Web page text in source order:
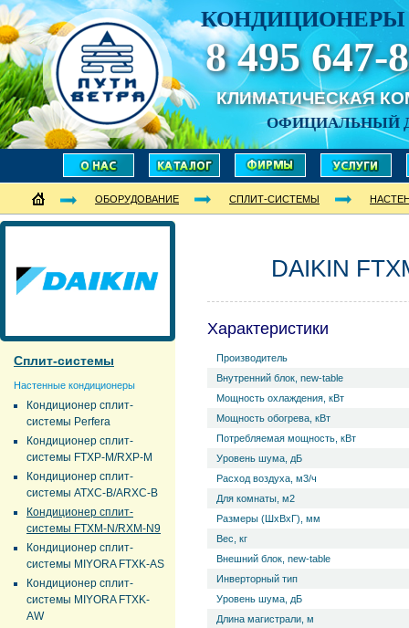
КОНДИЦИОНЕРЫ
8 495 647-
КЛИМАТИЧЕСКАЯ
ОФИЦИАЛЬНЫЙ
ОБОРУДОВАНИЕ СПЛИТ-СИСТЕМЫ
Сплит-системы
Настенные кондиционеры
Кондиционер сплит-
системы Perfera
Кондиционер сплит-
системы FTXP-M/RXP-M
Кондиционер сплит-
системы ATXC-B/ARXC-B
Кондиционер сплит-
системы FTXM-N/RXM-N9
Кондиционер сплит-
системы MIYORA FTXK-AS
Кондиционер сплит-
системы MIYORA FTXK-
AW
DAIKIN
Характеристики
Производитель
Внутренний блок, new-table
Мощность охлаждения, кВт
Мощность обогрева, кВт
Потребляемая мощность, кВт
Уровень ш­ума, дБ
Расход воздуха, м3/ч
Для комнаты, м2
Размеры (ШхВхГ), мм
Вес, кг
Внешний блок, new-table
Инверторный тип
Уровень ш­ума, дБ
Длина магистрали, м